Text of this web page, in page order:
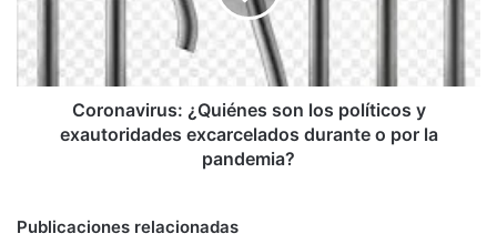
exautoridades
excarcelados
durante
Coronavirus: ¿Quiénes son los políticos y
exautoridades excarcelados durante o por la
pandemia?
Publicaciones relacionadas